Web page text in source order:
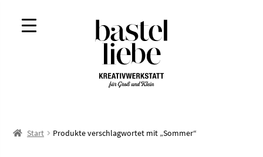
Zur
Navigation
springen
Zum
Inhalt
springen
Start Produkte verschlagwortet mit „Sommer“